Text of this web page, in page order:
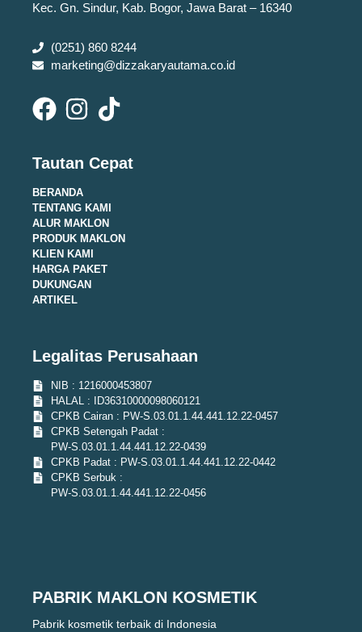
Kec. Gn. Sindur, Kab. Bogor, Jawa Barat – 16340
(0251) 860 8244
marketing@dizzakaryautama.co.id
Tautan Cepat
BERANDA
TENTANG KAMI
ALUR MAKLON
PRODUK MAKLON
KLIEN KAMI
HARGA PAKET
DUKUNGAN
ARTIKEL
Legalitas Perusahaan
NIB : 1216000453807
HALAL : ID36310000098060121
CPKB Cairan : PW-S.03.01.1.44.441.12.22-0457
CPKB Setengah Padat :
PW-S.03.01.1.44.441.12.22-0439
CPKB Padat : PW-S.03.01.1.44.441.12.22-0442
CPKB Serbuk :
PW-S.03.01.1.44.441.12.22-0456
PABRIK MAKLON KOSMETIK
Pabrik kosmetik terbaik di Indonesia